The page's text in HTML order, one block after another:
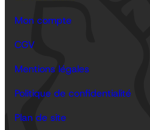
Mon compte
CGV
Mentions légales
Politique de confidentialité
Plan de site